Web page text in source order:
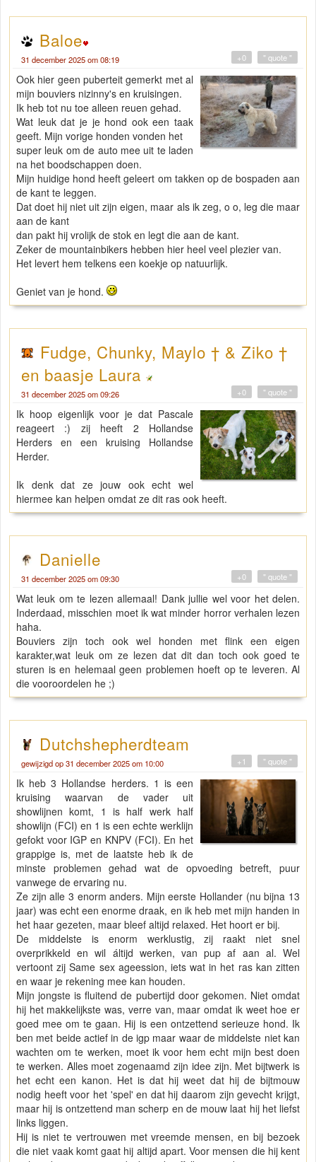
Baloe
31 december 2025 om 08:19 " quote "
+0
Ook hier geen puberteit gemerkt met al
mijn bouviers nizinny's en kruisingen.
Ik heb tot nu toe alleen reuen gehad.
Wat leuk dat je je hond ook een taak
geeft. Mijn vorige honden vonden het
super leuk om de auto mee uit te laden
na het boodschappen doen.
Mijn huidige hond heeft geleert om takken op de bospaden aan
de kant te leggen.
Dat doet hij niet uit zijn eigen, maar als ik zeg, o o, leg die maar
aan de kant
dan pakt hij vrolijk de stok en legt die aan de kant.
Zeker de mountainbikers hebben hier heel veel plezier van.
Het levert hem telkens een koekje op natuurlijk.
Geniet van je hond.
Fudge, Chunky, Maylo † & Ziko †
en baasje Laura
31 december 2025 om 09:26 " quote "
+0
Ik hoop eigenlijk voor je dat Pascale
reageert :) zij heeft 2 Hollandse
Herders en een kruising Hollandse
Herder.
Ik denk dat ze jouw ook echt wel
hiermee kan helpen omdat ze dit ras ook heeft.
Danielle
31 december 2025 om 09:30 " quote "
+0
Wat leuk om te lezen allemaal! Dank jullie wel voor het delen.
Inderdaad, misschien moet ik wat minder horror verhalen lezen
haha.
Bouviers zijn toch ook wel honden met flink een eigen
karakter,wat leuk om ze lezen dat dit dan toch ook goed te
sturen is en helemaal geen problemen hoeft op te leveren. Al
die vooroordelen he ;)
Dutchshepherdteam
gewijzigd op 31 december 2025 om 10:00 " quote "
+1
Ik heb 3 Hollandse herders. 1 is een
kruising waarvan de vader uit
showlijnen komt, 1 is half werk half
showlijn (FCI) en 1 is een echte werklijn
gefokt voor IGP en KNPV (FCI). En het
grappige is, met de laatste heb ik de
minste problemen gehad wat de opvoeding betreft, puur
vanwege de ervaring nu.
Ze zijn alle 3 enorm anders. Mijn eerste Hollander (nu bijna 13
jaar) was echt een enorme draak, en ik heb met mijn handen in
het haar gezeten, maar bleef altijd relaxed. Het hoort er bij.
De middelste is enorm werklustig, zij raakt niet snel
overprikkeld en wil áltijd werken, van pup af aan al. Wel
vertoont zij Same sex ageession, iets wat in het ras kan zitten
en waar je rekening mee kan houden.
Mijn jongste is fluitend de pubertijd door gekomen. Niet omdat
hij het makkelijkste was, verre van, maar omdat ik weet hoe er
goed mee om te gaan. Hij is een ontzettend serieuze hond. Ik
ben met beide actief in de igp maar waar de middelste niet kan
wachten om te werken, moet ik voor hem echt mijn best doen
te werken. Alles moet zogenaamd zijn idee zijn. Met bijtwerk is
het echt een kanon. Het is dat hij weet dat hij de bijtmouw
nodig heeft voor het 'spel' en dat hij daarom zijn gevecht krijgt,
maar hij is ontzettend man scherp en de mouw laat hij het liefst
links liggen.
Hij is niet te vertrouwen met vreemde mensen, en bij bezoek
die niet vaak komt gaat hij altijd apart. Voor mensen die hij kent